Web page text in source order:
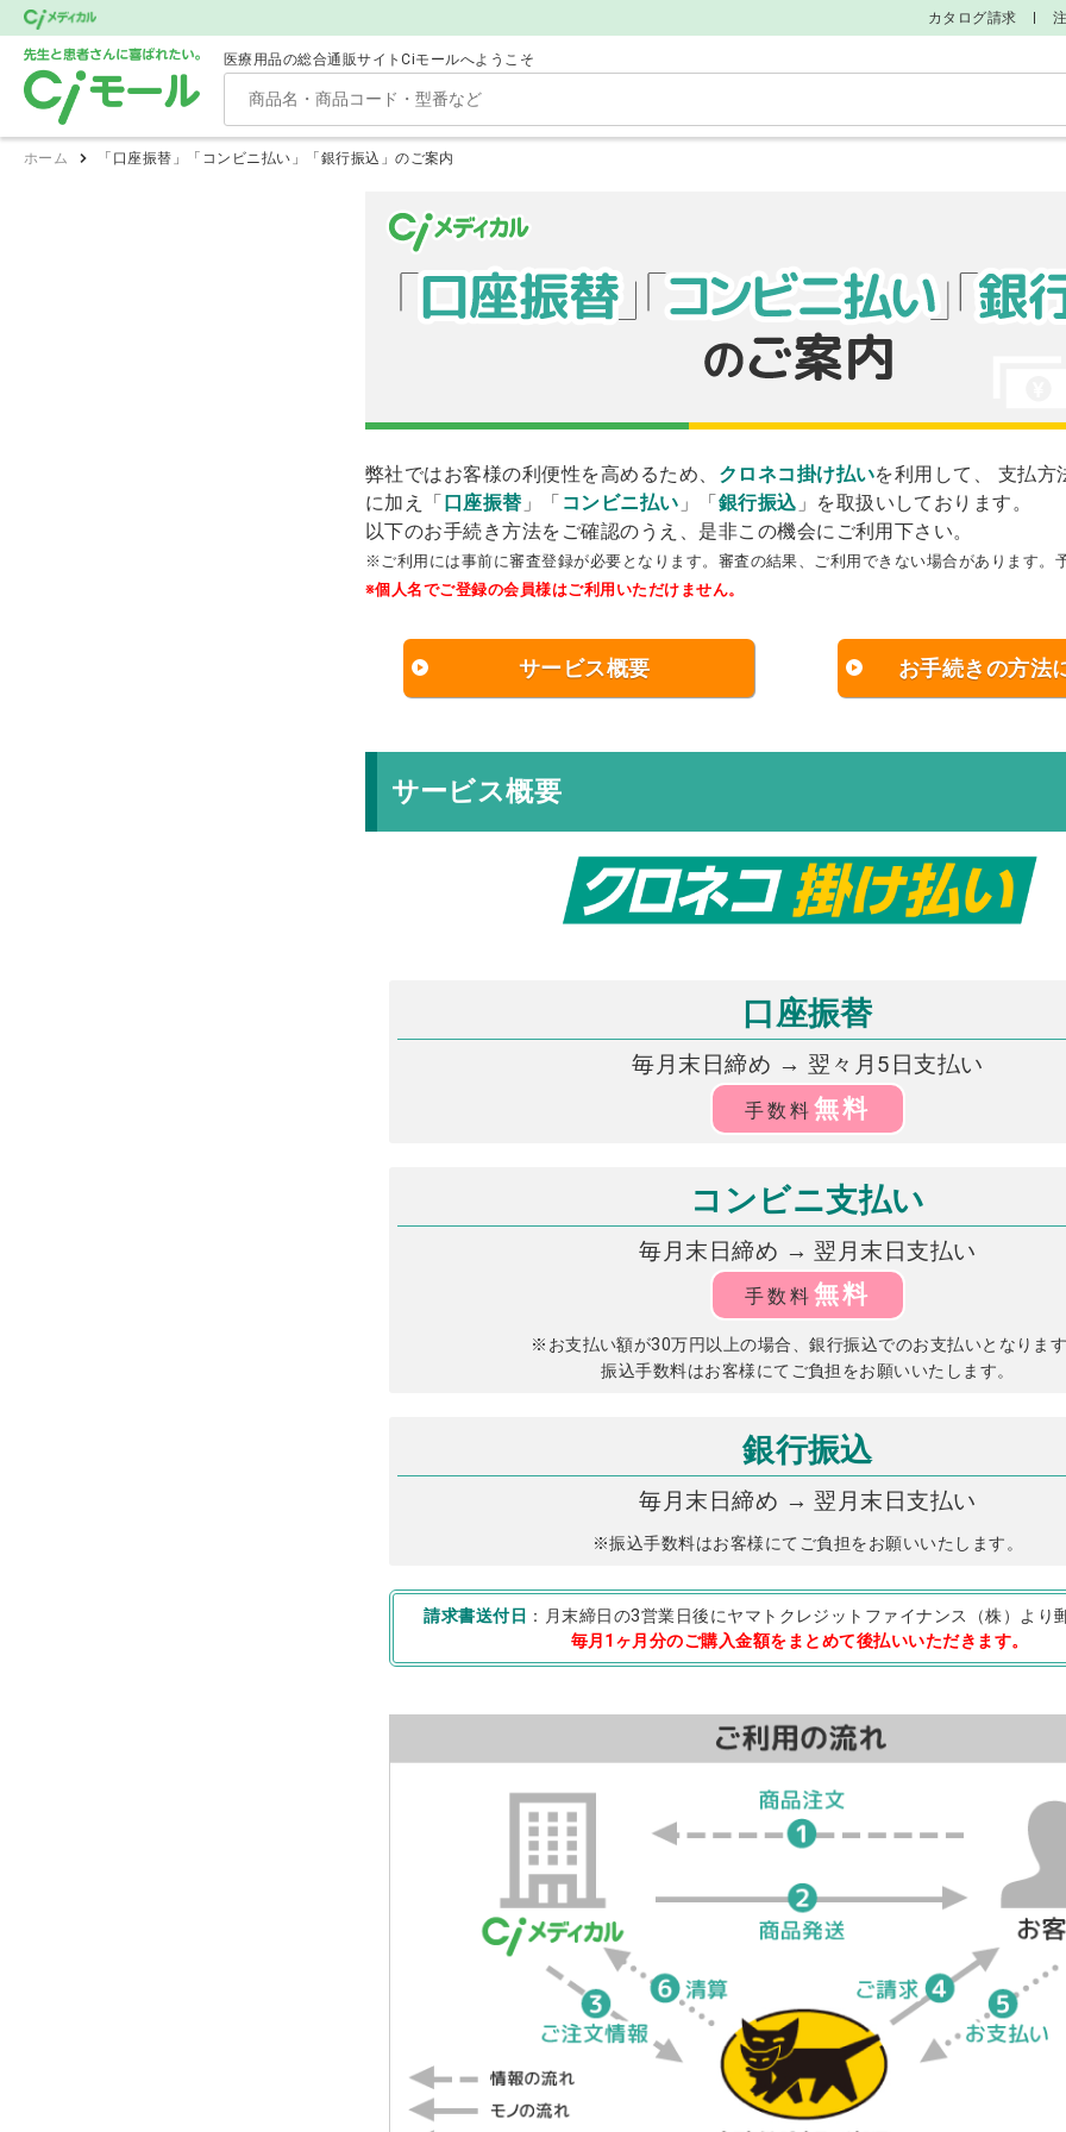
カタログ請求
医療用品の総合通販サイトCiモールへようこそ
ホーム 「口座振替」「コンビニ払い」「銀行振込」のご案内
弊社ではお客様の利便性を高めるため、 クロネコ掛け払いを利用して、 支払方
に加え「口座振替 」「 コンビニ払い 」「銀行振込 」を取扱いしております。
以下のお手続き方法をご確認のうえ、是非この機会にご利用下さい。
※ご利用には事前に審査登録が必要となります。審査の結果、ご利用できない場合があります。
※個人名でご登録の会員様はご利用いただけません。
サービス概要 お手続きの方法
サービス概要
口座振替
毎月末日締め → 翌々月5日支払い
手数料 無料
コンビニ支払い
毎月末日締め → 翌月末日支払い
手数料 無料
※お支払い額が30万円以上の場合、銀行振込でのお支払いとなりま
振込手数料はお客様にてご負担をお願いいたします。
銀行振込
毎月末日締め → 翌月末日支払い
※振込手数料はお客様にてご負担をお願いいたします。
請求書送付日 ：月末締日の3営業日後にヤマトクレジットファイナンス（株）より
毎月1ヶ月分のご購入金額をまとめて後払いいただきます。